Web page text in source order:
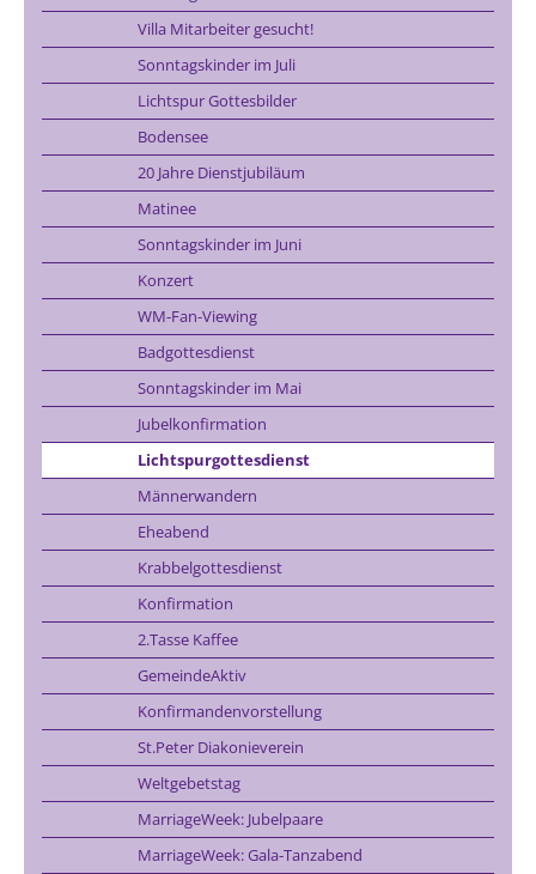
Villa Mitarbeiter gesucht!
Sonntagskinder im Juli
Lichtspur Gottesbilder
Bodensee
20 Jahre Dienstjubiläum
Matinee
Sonntagskinder im Juni
Konzert
WM-Fan-Viewing
Badgottesdienst
Sonntagskinder im Mai
Jubelkonfirmation
Lichtspurgottesdienst
Männerwandern
Eheabend
Krabbelgottesdienst
Konfirmation
2.Tasse Kaffee
GemeindeAktiv
Konfirmandenvorstellung
St.Peter Diakonieverein
Weltgebetstag
MarriageWeek: Jubelpaare
MarriageWeek: Gala-Tanzabend